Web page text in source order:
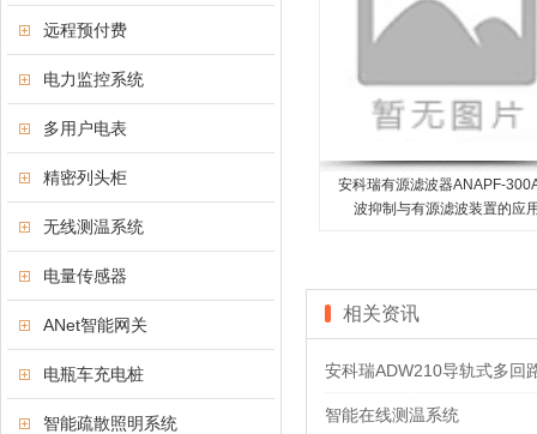
远程预付费
电力监控系统
多用户电表
精密列头柜
无线测温系统
电量传感器
ANet智能网关
电瓶车充电桩
智能疏散照明系统
安科瑞有源滤波器ANAPF-
波抑制与有源滤波装置的应
相关资讯
安科瑞ADW210导轨式多回
智能在线测温系统